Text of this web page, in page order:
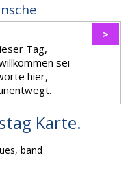
>
Tag,
sei
hier,
Karte.
band